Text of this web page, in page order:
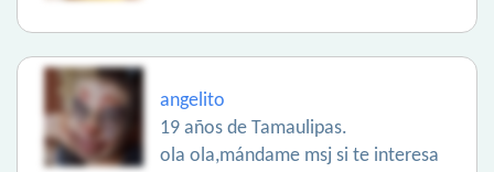
angelito
19 años de Tamaulipas.
ola ola,mándame msj si te interesa